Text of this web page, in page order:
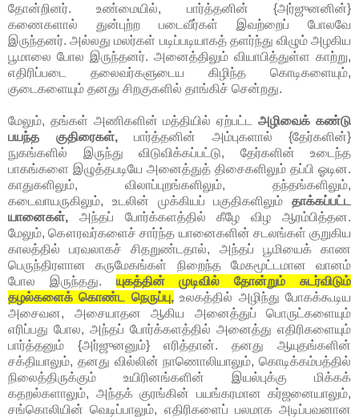
தோன்றினர். உண்மையில், பார்த்தனின் {அர்ஜுனனின்}
கணைகளால் துன்புற்ற படைவீர்கள் இவற்றைப் போலவே
இருந்தனர். அல்லது மலர்கள் படிப்படியாகத் தளர்ந்து விழும் அழகிய
பூமாலை போல இருந்தனர். அனைத்திலும் வியாபித்துள்ள காற்று,
எதிரிப்படை தலைவர்களுடைய கிழிந்த கொடிகளையும்,
குடைகளையும் தனது சிறகுகளில் தாங்கிச் சென்றது.
மேலும், தங்கள் அணிகளின் மத்தியில் ஏற்பட்டஅழிவைக் கண்டு
பயந்த குதிரைகள்,பார்த்தனின் அம்புகளால் {தேர்களின்}
நுகங்களில் இருந்து விடுவிக்கப்பட்டு, தேர்களின் உடைந்த
பாகங்களை இழுத்தபடியே அனைத்துத் திசைகளிலும் தப்பி ஓடின.
காதுகளிலும், விலாப்புறங்களிலும், தந்தங்களிலும்,
கடைவாயருகிலும், உடலின் முக்கியப் பகுதிகளிலும் தாக்கப்பட்ட
யானைகள், அந்தப் போர்க்களத்தில் கீழே விழ ஆரம்பித்தன.
மேலும், கௌரவர்களைச் சார்ந்த யானைகளின் சடலங்கள் குறுகிய
காலத்தில் பரவலாகச் சிதறுண்டதால், அந்தப் பூமியைக் காண
பெருந்திரளான கருமேகங்கள் நிறைந்த மேகமூட்டமான வானம்
போல இருந்தது. யுகத்தின் முடிவில் தோன்றும் சுடர்விடும்
தழல்களைக் கொண்ட நெருப்பு,உலகத்தில் அழிந்து போகக்கூடிய
அசைவன, அசையாதன ஆகிய அனைத்துப் பொருட்களையும்
எரிப்பது போல, அந்தப் போர்க்களத்தில் அனைத்து எதிரிகளையும்
பார்த்தனும் {அர்ஜுனனும்} எரித்தான். தனது ஆயுதங்களின்
சக்தியாலும், தனது வில்லின் நாணொலியாலும், கொடிக்கம்பத்தில்
நிலைத்திருக்கும் உயிரினங்களின் இயல்புக்கு மிக்கக்
கதறல்களாலும், அந்தக் குரங்கின் பயங்கரமான கர்ஜனையாலும்,
சங்கொலியின் வெடிப்பாலும், எதிரிகளைப் பலமாக அடிப்பவனான